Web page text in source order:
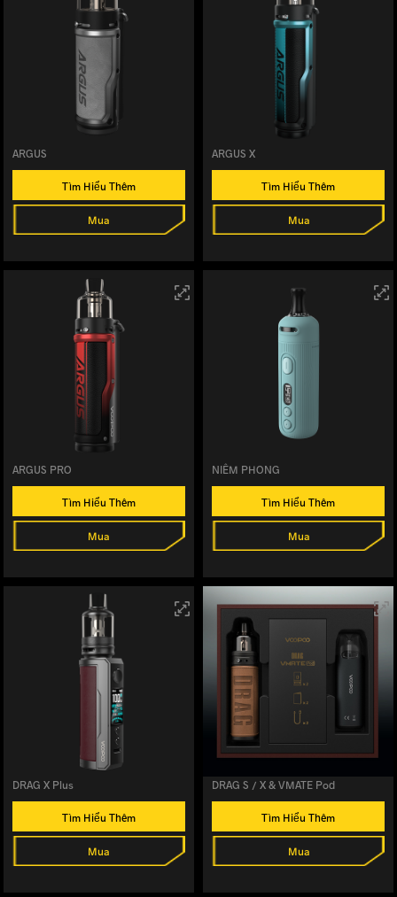
ARGUS
Tìm Hiểu Thêm
Mua
ARGUS X
Tìm Hiểu Thêm
Mua
ARGUS PRO
Tìm Hiểu Thêm
Mua
NIÊM PHONG
Tìm Hiểu Thêm
Mua
DRAG X Plus
Tìm Hiểu Thêm
Mua
DRAG S / X & VMATE Pod
Tìm Hiểu Thêm
Mua